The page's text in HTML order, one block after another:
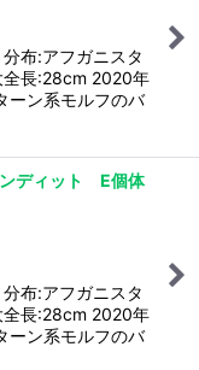
布:アフガニスタ
全長:28cm 2020年
ン系モルフのバ
ディット E個体
布:アフガニスタ
全長:28cm 2020年
ン系モルフのバ